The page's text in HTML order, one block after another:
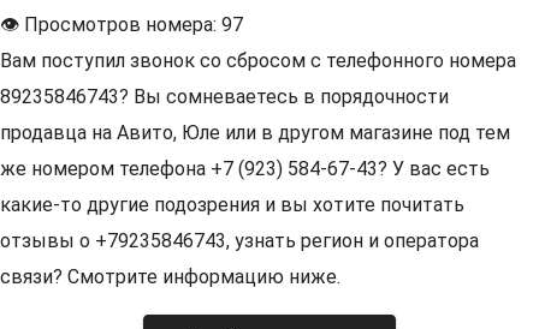
👁 Просмотров номера: 97
Вам поступил звонок со сбросом с телефонного номера
89235846743? Вы сомневаетесь в порядочности
продавца на Авито, Юле или в другом магазине под тем
же номером телефона +7 (923) 584-67-43? У вас есть
какие-то другие подозрения и вы хотите почитать
отзывы о +79235846743, узнать регион и оператора
связи? Смотрите информацию ниже.